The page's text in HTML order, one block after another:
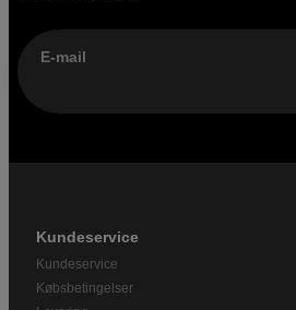
E-mail
Kundeservice
Kundeservice
Købsbetingelser